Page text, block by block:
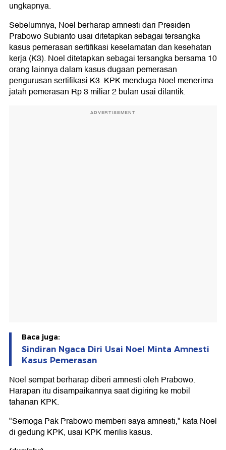
ungkapnya.
Sebelumnya, Noel berharap amnesti dari Presiden
Prabowo Subianto usai ditetapkan sebagai tersangka
kasus pemerasan sertifikasi keselamatan dan kesehatan
kerja (K3). Noel ditetapkan sebagai tersangka bersama 10
orang lainnya dalam kasus dugaan pemerasan
pengurusan sertifikasi K3. KPK menduga Noel menerima
jatah pemerasan Rp 3 miliar 2 bulan usai dilantik.
ADVERTISEMENT
Baca juga:
Sindiran Ngaca Diri Usai Noel Minta Amnesti
Kasus Pemerasan
Noel sempat berharap diberi amnesti oleh Prabowo.
Harapan itu disampaikannya saat digiring ke mobil
tahanan KPK.
"Semoga Pak Prabowo memberi saya amnesti," kata Noel
di gedung KPK, usai KPK merilis kasus.